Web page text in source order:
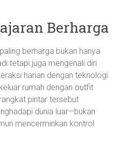
Berharga
berharga bukan hanya
tetapi juga mengenali diri
harian dengan teknologi
rumah dengan outfit
pintar tersebut
dunia luar—bukan
mencerminkan kontrol